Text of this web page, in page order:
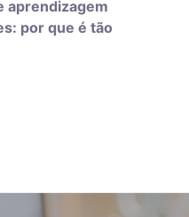
aprendizagem
por que é tão